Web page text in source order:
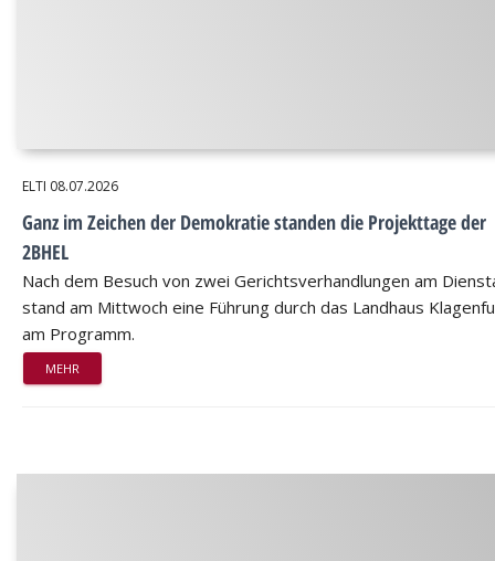
ELTI 08.07.2026
Ganz im Zeichen der Demokratie standen die Projekttage der
2BHEL
Nach dem Besuch von zwei Gerichtsverhandlungen am
stand am Mittwoch eine Führung durch das Landhaus
am Programm.
MEHR